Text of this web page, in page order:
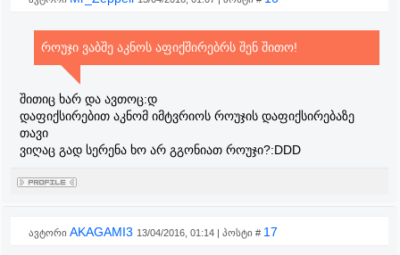
როუჯი ვაბშე აკნოს აფიქშირებრს შენ შითო!
შითიც ხარ და ავთოც:დ
დაფიქსირებით აკნომ იმტვრიოს როუჯის დაფიქსირებაზე
თავი
ვიღაც გად სერენა ხო არ გგონიათ როუჯი?:DDD
ავტორი AKAGAMI3 13/04/2016, 01:14 | პოსტი # 17